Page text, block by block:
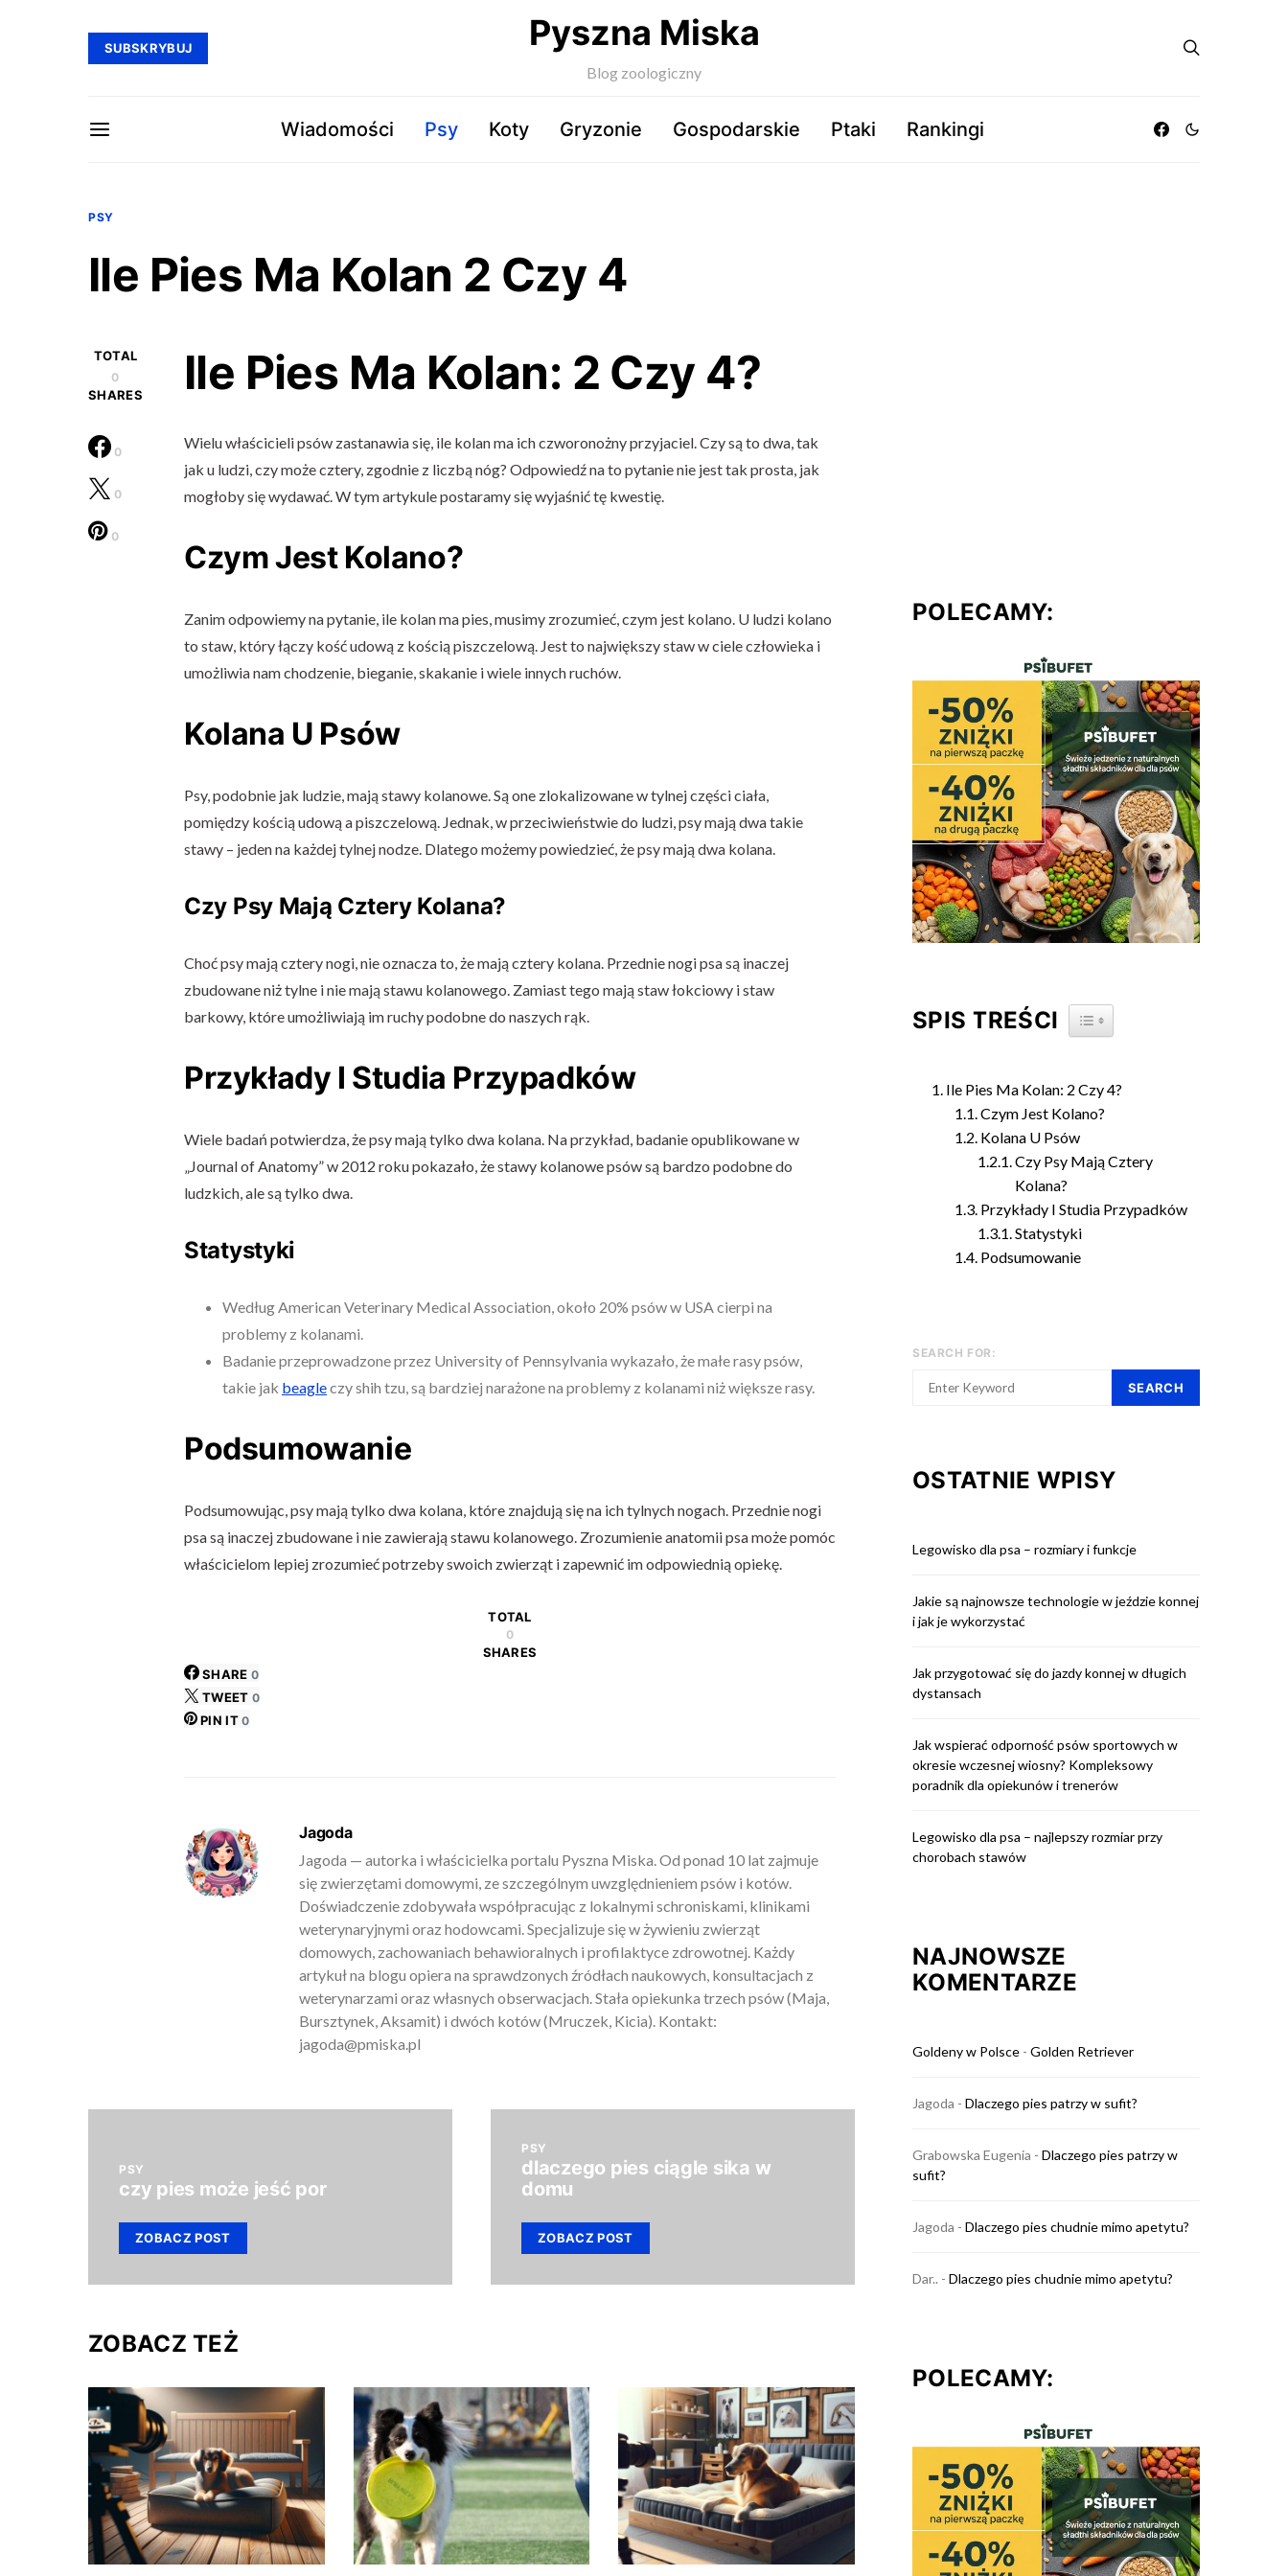
SUBSKRYBUJ Pyszna Miska
Blog zoologiczny
Wiadomości Psy Koty Gryzonie Gospodarskie Ptaki Rankingi
PSY
Ile Pies Ma Kolan 2 Czy 4
TOTAL
0
SHARES
0
0
0
Ile Pies Ma Kolan: 2 Czy 4?
Wielu właścicieli psów zastanawia się, ile kolan ma ich czworonożny przyjaciel. Czy są to dwa, tak
jak u ludzi, czy może cztery, zgodnie z liczbą nóg? Odpowiedź na to pytanie nie jest tak prosta, jak
mogłoby się wydawać. W tym artykule postaramy się wyjaśnić tę kwestię.
Czym Jest Kolano?
Zanim odpowiemy na pytanie, ile kolan ma pies, musimy zrozumieć, czym jest kolano. U ludzi kolano
to staw, który łączy kość udową z kością piszczelową. Jest to największy staw w ciele człowieka i
umożliwia nam chodzenie, bieganie, skakanie i wiele innych ruchów.
Kolana U Psów
Psy, podobnie jak ludzie, mają stawy kolanowe. Są one zlokalizowane w tylnej części ciała,
pomiędzy kością udową a piszczelową. Jednak, w przeciwieństwie do ludzi, psy mają dwa takie
stawy – jeden na każdej tylnej nodze. Dlatego możemy powiedzieć, że psy mają dwa kolana.
Czy Psy Mają Cztery Kolana?
Choć psy mają cztery nogi, nie oznacza to, że mają cztery kolana. Przednie nogi psa są inaczej
zbudowane niż tylne i nie mają stawu kolanowego. Zamiast tego mają staw łokciowy i staw
barkowy, które umożliwiają im ruchy podobne do naszych rąk.
Przykłady I Studia Przypadków
Wiele badań potwierdza, że psy mają tylko dwa kolana. Na przykład, badanie opublikowane w
„Journal of Anatomy” w 2012 roku pokazało, że stawy kolanowe psów są bardzo podobne do
ludzkich, ale są tylko dwa.
Statystyki
Według American Veterinary Medical Association, około 20% psów w USA cierpi na
problemy z kolanami.
Badanie przeprowadzone przez University of Pennsylvania wykazało, że małe rasy psów,
takie jak beagleczy shih tzu, są bardziej narażone na problemy z kolanami niż większe rasy.
Podsumowanie
Podsumowując, psy mają tylko dwa kolana, które znajdują się na ich tylnych nogach. Przednie nogi
psa są inaczej zbudowane i nie zawierają stawu kolanowego. Zrozumienie anatomii psa może pomóc
właścicielom lepiej zrozumieć potrzeby swoich zwierząt i zapewnić im odpowiednią opiekę.
TOTAL
0
SHARES
SHARE 0
TWEET 0
PIN IT 0
Jagoda
Jagoda — autorka i właścicielka portalu Pyszna Miska. Od ponad 10 lat zajmuje
się zwierzętami domowymi, ze szczególnym uwzględnieniem psów i kotów.
Doświadczenie zdobywała współpracując z lokalnymi schroniskami, klinikami
weterynaryjnymi oraz hodowcami. Specjalizuje się w żywieniu zwierząt
domowych, zachowaniach behawioralnych i profilaktyce zdrowotnej. Każdy
artykuł na blogu opiera na sprawdzonych źródłach naukowych, konsultacjach z
weterynarzami oraz własnych obserwacjach. Stała opiekunka trzech psów (Maja,
Bursztynek, Aksamit) i dwóch kotów (Mruczek, Kicia). Kontakt:
jagoda@pmiska.pl
PSY
czy pies może jeść por
ZOBACZ POST
PSY
dlaczego pies ciągle sika w
domu
ZOBACZ POST
ZOBACZ TEŻ
POLECAMY:
SPIS TREŚCI TOGGLE TABLE OF CONTENT
Ile Pies Ma Kolan: 2 Czy 4?
Czym Jest Kolano?
Kolana U Psów
Czy Psy Mają Cztery
Kolana?
Przykłady I Studia Przypadków
Statystyki
Podsumowanie
SEARCH FOR:
SEARCH
OSTATNIE WPISY
Legowisko dla psa – rozmiary i funkcje
Jakie są najnowsze technologie w jeździe konnej
i jak je wykorzystać
Jak przygotować się do jazdy konnej w długich
dystansach
Jak wspierać odporność psów sportowych w
okresie wczesnej wiosny? Kompleksowy
poradnik dla opiekunów i trenerów
Legowisko dla psa – najlepszy rozmiar przy
chorobach stawów
NAJNOWSZE
KOMENTARZE
Goldeny w Polsce - Golden Retriever
Jagoda - Dlaczego pies patrzy w sufit?
Grabowska Eugenia - Dlaczego pies patrzy w
sufit?
Jagoda - Dlaczego pies chudnie mimo apetytu?
Dar.. - Dlaczego pies chudnie mimo apetytu?
POLECAMY: